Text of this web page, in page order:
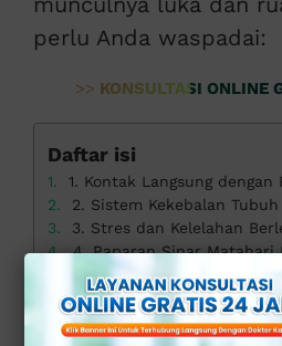
perlu Anda waspadai:
>> KONSULTASI ONLINE
Daftar isi
1. Kontak Langsung dengan
2. Sistem Kekebalan
3. Stres dan Kelelahan
4. Paparan Sinar Matahari
5. Kurangnya Kebersihan
Solusi Tepat Mengatasi Luka dan